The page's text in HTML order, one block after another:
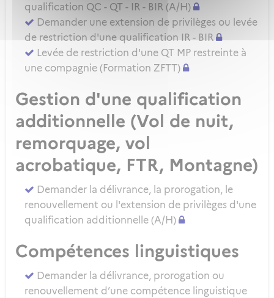
qualification QC - QT - IR - BIR (A/H)
Demander une extension de privilèges ou levée
de restriction d'une qualification IR - BIR
Levée de restriction d'une QT MP restreinte à
une compagnie (Formation ZFTT)
Gestion d'une qualification
additionnelle (Vol de nuit,
remorquage, vol
acrobatique, FTR, Montagne)
Demander la délivrance, la prorogation, le
renouvellement ou l'extension de privilèges d'une
qualification additionnelle (A/H)
Compétences linguistiques
Demander la délivrance, prorogation ou
renouvellement d’une compétence linguistique